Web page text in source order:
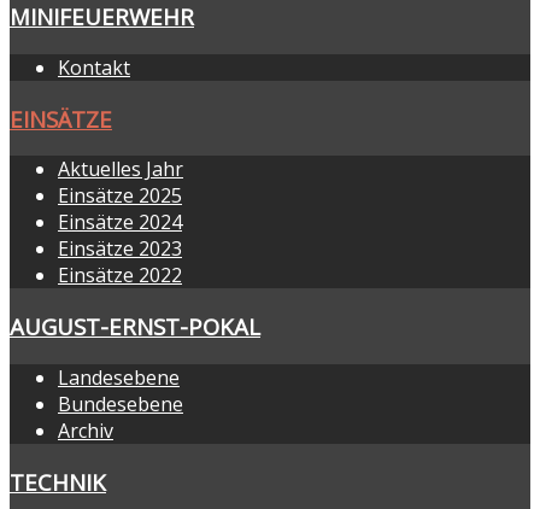
MINIFEUERWEHR
Kontakt
EINSÄTZE
Aktuelles Jahr
Einsätze 2025
Einsätze 2024
Einsätze 2023
Einsätze 2022
AUGUST-ERNST-POKAL
Landesebene
Bundesebene
Archiv
TECHNIK